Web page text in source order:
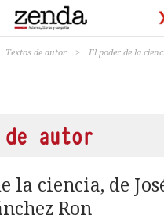
Textos de autor >
El poder de la
autor
la ciencia, de
Ron